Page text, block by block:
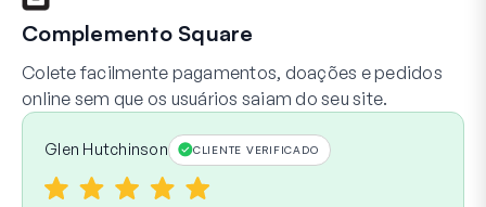
Complemento Square
Colete facilmente pagamentos, doações e pedidos
online sem que os usuários saiam do seu site.
Glen Hutchinson CLIENTE VERIFICADO